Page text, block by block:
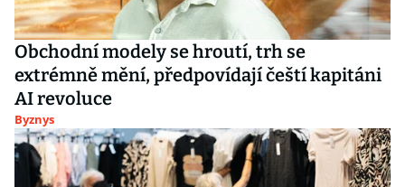
Obchodní modely se hroutí, trh se
extrémně mění, předpovídají čeští kapitáni
AI revoluce
Byznys